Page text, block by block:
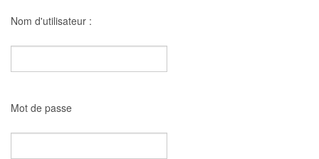
Nom d'utilisateur :
Mot de passe